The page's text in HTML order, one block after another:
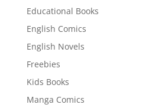
Educational Books
English Comics
English Novels
Freebies
Kids Books
Manga Comics